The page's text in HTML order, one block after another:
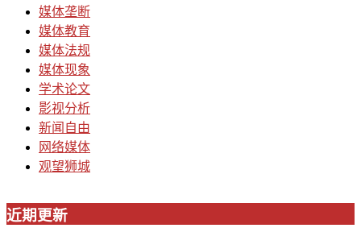
媒体垄断
媒体教育
媒体法规
媒体现象
学术论文
影视分析
新闻自由
网络媒体
观望狮城
近期更新